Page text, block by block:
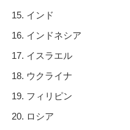
インド
インドネシア
イスラエル
ウクライナ
フィリピン
ロシア